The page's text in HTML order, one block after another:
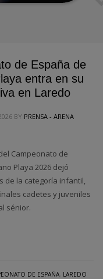
de España de
entra en su
en Laredo
BY PRENSA - ARENA
Campeonato de
Playa 2026 dejó
de la categoría infantil,
cadetes y juveniles
sénior.
DE ESPAÑA, LAREDO